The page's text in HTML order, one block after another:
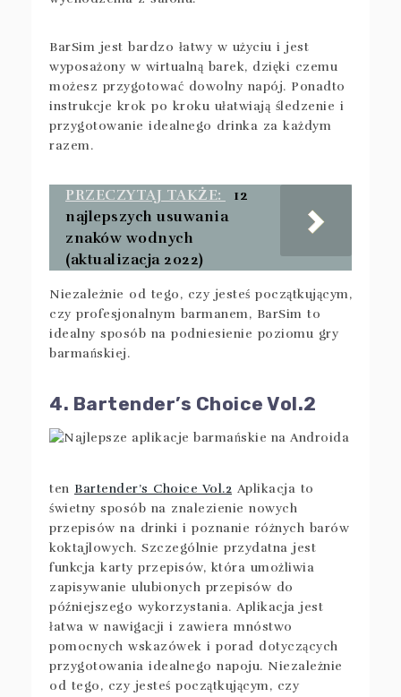
BarSim jest bardzo łatwy w użyciu i jest
wyposażony w wirtualną barek, dzięki czemu
możesz przygotować dowolny napój. Ponadto
instrukcje krok po kroku ułatwiają śledzenie i
przygotowanie idealnego drinka za każdym
razem.
PRZECZYTAJ TAKŻE:
12
najlepszych usuwania
znaków wodnych
(aktualizacja 2022)
Niezależnie od tego, czy jesteś początkującym,
czy profesjonalnym barmanem, BarSim to
idealny sposób na podniesienie poziomu gry
barmańskiej.
4. Bartender’s Choice Vol.2
ten Bartender’s Choice Vol.2 Aplikacja to
świetny sposób na znalezienie nowych
przepisów na drinki i poznanie różnych barów
koktajlowych. Szczególnie przydatna jest
funkcja karty przepisów, która umożliwia
zapisywanie ulubionych przepisów do
późniejszego wykorzystania. Aplikacja jest
łatwa w nawigacji i zawiera mnóstwo
pomocnych wskazówek i porad dotyczących
przygotowania idealnego napoju. Niezależnie
od tego, czy jesteś początkującym, czy